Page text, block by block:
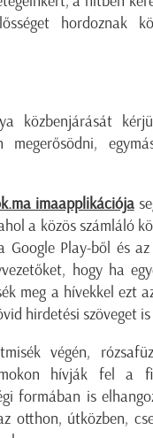
hordoznak
közbenjárását
megerősödni,
imaapplikációja
a közös számláló
Google Play-ből és
hogy ha
meg a hívekkel ezt
hirdetési szöveget is
végén,
hívják fel a
formában is
otthon, útközben,